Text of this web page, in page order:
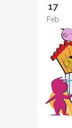
17
Feb